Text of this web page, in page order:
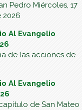
Pedro Miércoles, 17
2026
Al Evangelio
de las acciones de
Al Evangelio
de San Mateo